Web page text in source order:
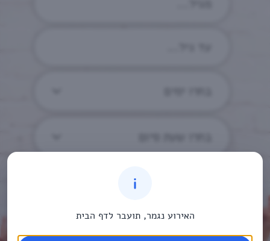
האירוע נגמר, תועבר לדף הבית